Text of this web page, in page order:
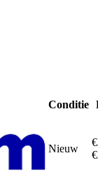
Conditie
Nieuw